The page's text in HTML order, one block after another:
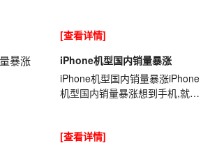
到另外一块...
[查看详情]
iPhone机型国内销量暴涨
iPhone机型国内销量暴涨iPhone
机型国内销量暴涨想到手机,就会
袭,从...
[查看详情]